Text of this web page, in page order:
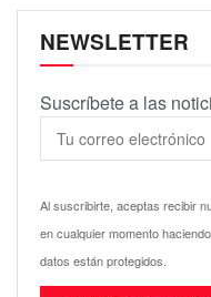
NEWSLETTER
Suscríbete a las
Al suscribirte, aceptas recibir
en cualquier momento
datos están protegidos.